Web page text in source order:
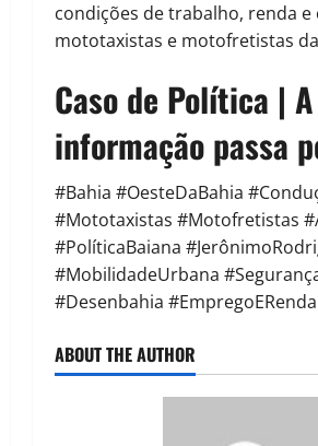
condições de trabalho, renda e
mototaxistas e motofretistas
Caso de Política | A
informação passa
#Bahia #OesteDaBahia
#Mototaxistas #Motofretistas
#PolíticaBaiana
#MobilidadeUrbana
#Desenbahia #EmpregoERenda
ABOUT THE AUTHOR